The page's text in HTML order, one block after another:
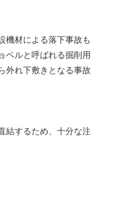
機材による落下事故も
ベルと呼ばれる掘削用
外れ下敷きとなる事故
結するため、十分な注